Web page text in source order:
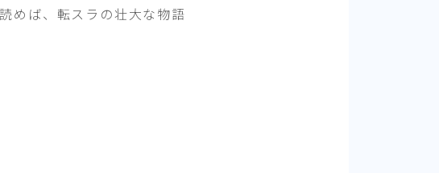
めば、転スラの壮大な物語